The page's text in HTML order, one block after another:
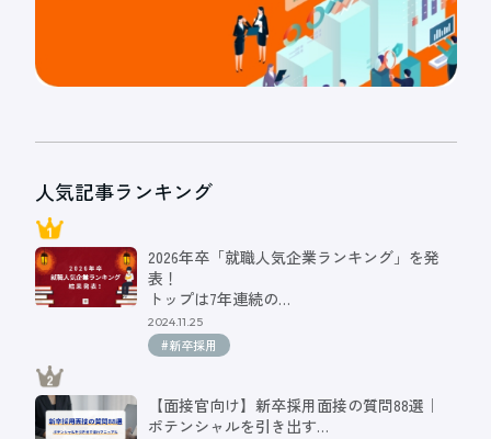
人気記事ランキング
2026年卒「就職人気企業ランキング」を発
表！
トップは7年連続の…
2024.11.25
#新卒採用
【面接官向け】新卒採用面接の質問88選｜
ポテンシャルを引き出す…